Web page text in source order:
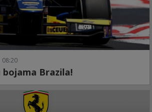
08:20
bojama Brazila!